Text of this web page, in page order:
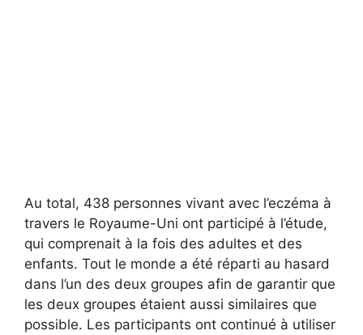
Au total, 438 personnes vivant avec l’eczéma à
travers le Royaume-Uni ont participé à l’étude,
qui comprenait à la fois des adultes et des
enfants. Tout le monde a été réparti au hasard
dans l’un des deux groupes afin de garantir que
les deux groupes étaient aussi similaires que
possible. Les participants ont continué à utiliser